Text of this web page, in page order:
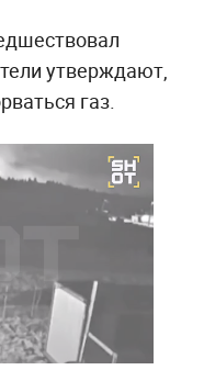
утверждают,
газ.